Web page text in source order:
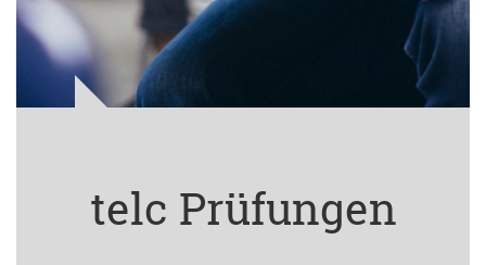
telc Prüfungen